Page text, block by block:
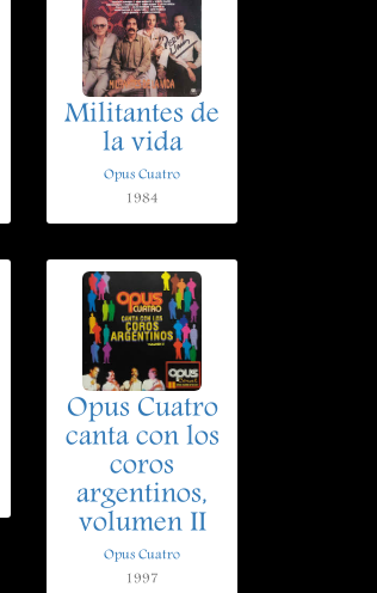
Militantes de
la vida
Opus Cuatro
1984
Opus Cuatro
canta con los
coros
argentinos,
volumen II
Opus Cuatro
1997